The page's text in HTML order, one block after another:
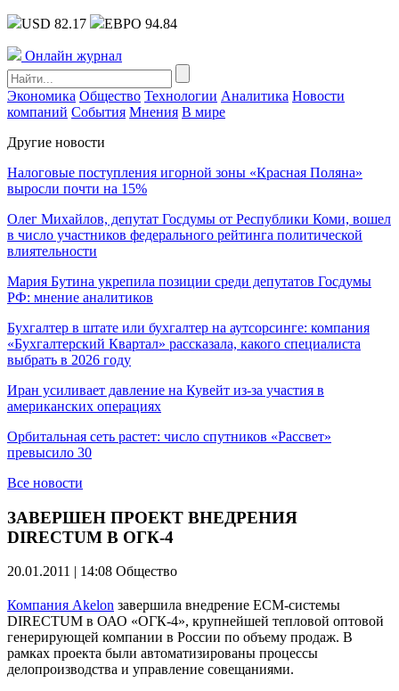
USD 82.17 ЕВРО 94.84
Онлайн журнал
Экономика Общество Технологии Аналитика Новости
компаний События Мнения В мире
Другие новости
Налоговые поступления игорной зоны «Красная Поляна»
выросли почти на 15%
Олег Михайлов, депутат Госдумы от Республики Коми, вошел
в число участников федерального рейтинга политической
влиятельности
Мария Бутина укрепила позиции среди депутатов Госдумы
РФ: мнение аналитиков
Бухгалтер в штате или бухгалтер на аутсорсинге: компания
«Бухгалтерский Квартал» рассказала, какого специалиста
выбрать в 2026 году
Иран усиливает давление на Кувейт из-за участия в
американских операциях
Орбитальная сеть растет: число спутников «Рассвет»
превысило 30
Все новости
ЗАВЕРШЕН ПРОЕКТ ВНЕДРЕНИЯ
DIRECTUM В ОГК-4
20.01.2011 | 14:08 Общество
Компания Akelon завершила внедрение ECM-системы
DIRECTUM в ОАО «ОГК-4», крупнейшей тепловой оптовой
генерирующей компании в России по объему продаж. В
рамках проекта были автоматизированы процессы
делопроизводства и управление совещаниями.